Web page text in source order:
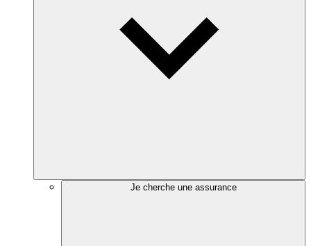
Je cherche une assurance